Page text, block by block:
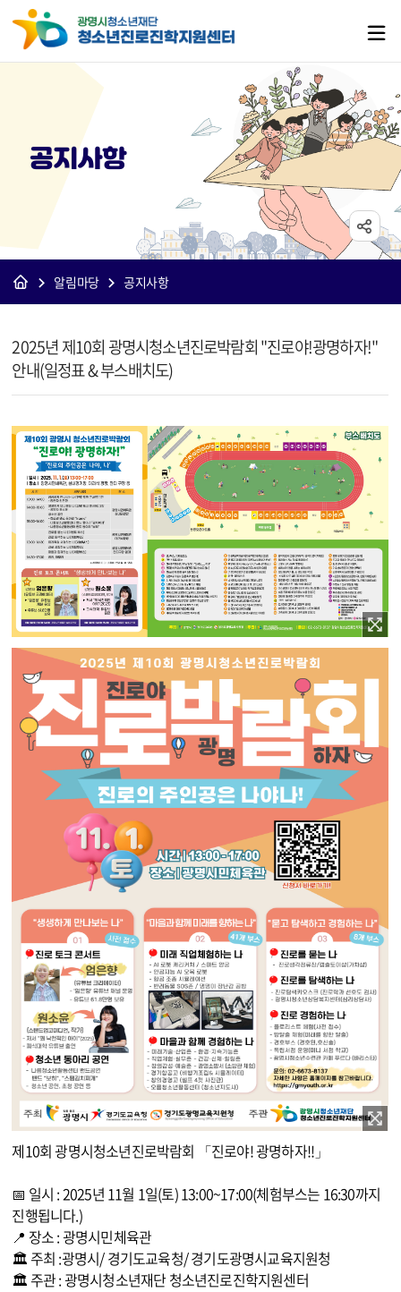
공지사항
알림마당 공지사항
2025년 제10회 광명시청소년진로박람회 "진로야!광명하자!"
안내(일정표 & 부스배치도)
이미지 확대보기
이미지 확대보기
제10회 광명시청소년진로박람회 「진로야! 광명하자!!」
📅 일시 : 2025년 11월 1일(토) 13:00~17:00(체험부스는 16:30까지
진행됩니다.)
📍 장소 : 광명시민체육관
🏛 주최 :광명시/ 경기도교육청/ 경기도광명시교육지원청
🏛 주관 : 광명시청소년재단 청소년진로진학지원센터